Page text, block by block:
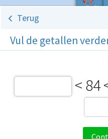
Terug
Vul de getallen
< 84